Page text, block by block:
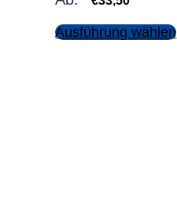
Ausführung wählen